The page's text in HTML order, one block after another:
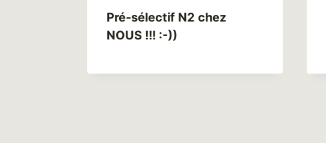
Pré-sélectif N2 chez
NOUS !!! :-))